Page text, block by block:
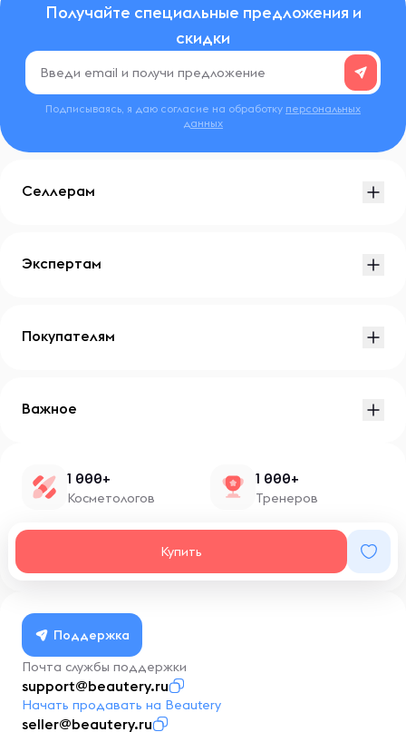
Получайте специальные предложения и
скидки
Подписываясь, я даю согласие на обработку персональных
данных
Купить
Селлерам
Экспертам
Покупателям
Важное
1 000+
Косметологов
1 000+
Тренеров
Нутрициологов
Поддержка
Почта службы поддержки
support@beautery.ru
Начать продавать на Beautery
seller@beautery.ru